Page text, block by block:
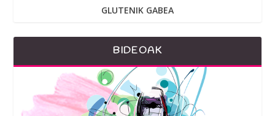
GLUTENIK GABEA
BIDEOAK